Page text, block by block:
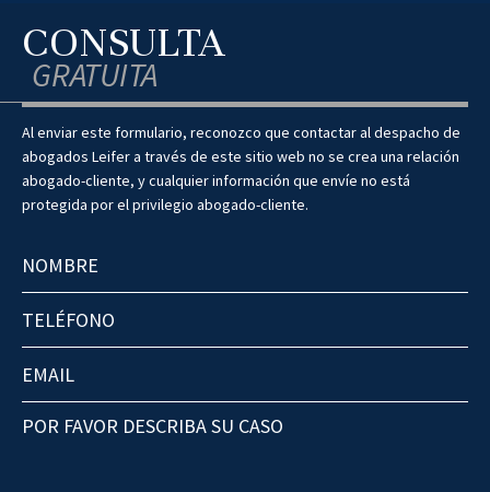
CONSULTA
GRATUITA
Al enviar este formulario, reconozco que contactar al despacho de
abogados Leifer a través de este sitio web no se crea una relación
abogado-cliente, y cualquier información que envíe no está
protegida por el privilegio abogado-cliente.